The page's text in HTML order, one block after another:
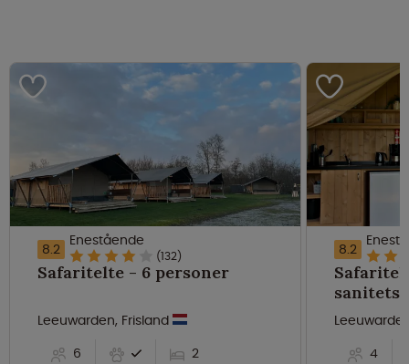
8.2 Enestående
(132)
Safaritelte - 6 personer
Leeuwarden, Frisland
6
2
8.2
personer
4